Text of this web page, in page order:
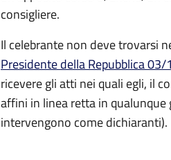
consigliere.
Il celebrante non deve trovarsi
Presidente della Repubblica
ricevere gli atti nei quali egli, il
affini in linea retta in qualunque
intervengono come dichiaranti).